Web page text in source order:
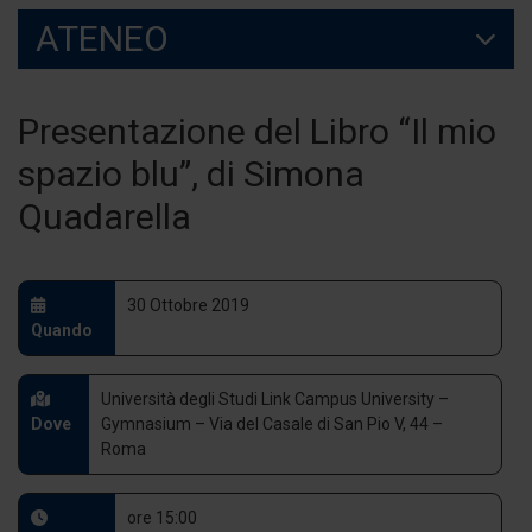
ATENEO
Presentazione del Libro “Il mio
spazio blu”, di Simona
Quadarella
Quando
30 Ottobre 2019
Dove
Università degli Studi Link Campus University –
Gymnasium – Via del Casale di San Pio V, 44 –
Roma
ore 15:00